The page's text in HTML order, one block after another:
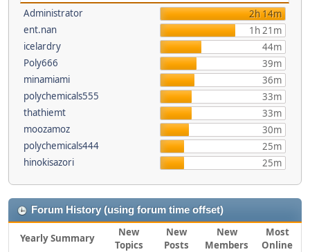
Administrator
2h 14m
ent.nan
1h 21m
icelardry
44m
Poly666
39m
minamiami
36m
polychemicals555
33m
thathiemt
33m
moozamoz
30m
polychemicals444
25m
hinokisazori
25m
Forum History (using forum time offset)
Yearly Summary
New
Topics
New
Posts
New
Members
Most
Online